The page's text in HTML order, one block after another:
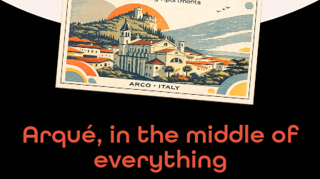
Arqué, in the middle of
everything